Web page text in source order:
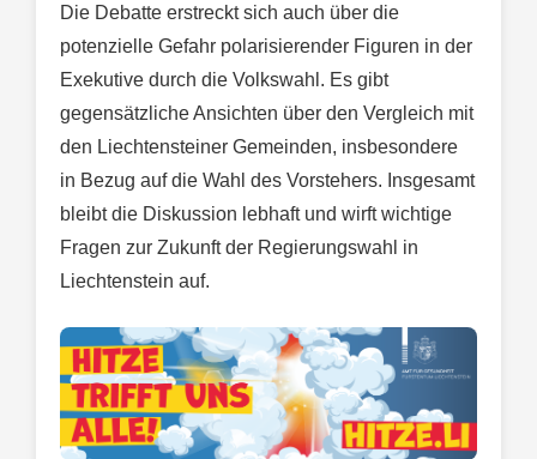
Die Debatte erstreckt sich auch über die
potenzielle Gefahr polarisierender Figuren in der
Exekutive durch die Volkswahl. Es gibt
gegensätzliche Ansichten über den Vergleich mit
den Liechtensteiner Gemeinden, insbesondere
in Bezug auf die Wahl des Vorstehers. Insgesamt
bleibt die Diskussion lebhaft und wirft wichtige
Fragen zur Zukunft der Regierungswahl in
Liechtenstein auf.